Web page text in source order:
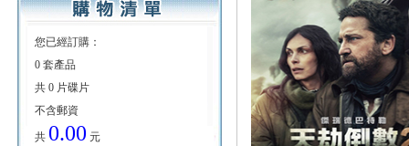
您已經訂購：
0 套產品
共 0 片碟片
不含郵資
共 0.00 元